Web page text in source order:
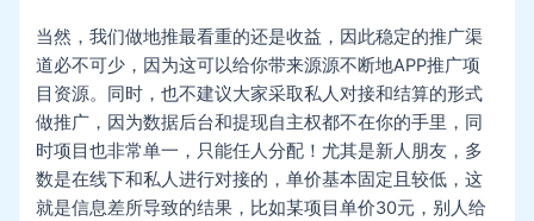
当然，我们做地推最看重的还是收益，因此稳定的推广渠
道必不可少，因为这可以给你带来源源不断地APP推广项
目资源。同时，也不建议大家采取私人对接和结算的形式
做推广，因为数据后台和提现自主权都不在你的手里，同
时项目也非常单一，只能任人分配！尤其是新人朋友，多
数是在线下和私人进行对接的，单价基本固定且较低，这
就是信息差所导致的结果，比如某项目单价30元，别人给